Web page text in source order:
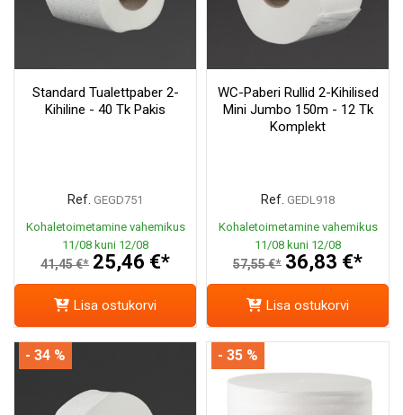
Standard Tualettpaber 2-
Kihiline - 40 Tk Pakis
Ref. GEGD751
Kohaletoimetamine vahemikus
11/08 kuni 12/08
41,45 €* 25,46 €*
Lisa ostukorvi
WC-Paberi Rullid 2-Kihilised
Mini Jumbo 150m - 12 Tk
Komplekt
Ref. GEDL918
Kohaletoimetamine vahemikus
11/08 kuni 12/08
57,55 €* 36,83 €*
Lisa ostukorvi
- 34 % - 35 %